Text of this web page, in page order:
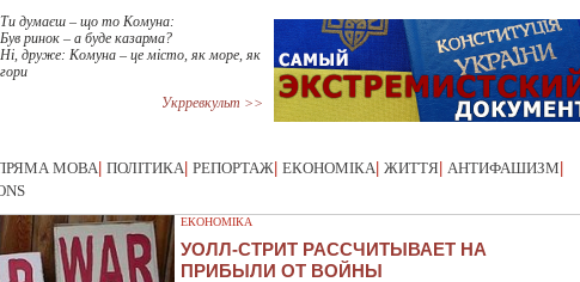
Ти думаєш – що то Комуна:
Був ринок – а буде казарма?
Ні, друже: Комуна – це місто, як море, як
гори
Укрревкульт >>
МОВА ПОЛІТИКА РЕПОРТАЖ ЕКОНОМІКА ЖИТТЯ АНТИФАШИЗМ
ЕКОНОМІКА
УОЛЛ-СТРИТ РАССЧИТЫВАЕТ НА
ПРИБЫЛИ ОТ ВОЙНЫ